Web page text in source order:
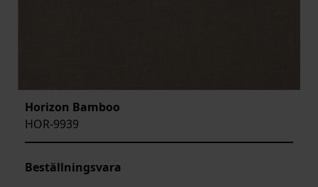
Horizon Bamboo
HOR-9939
Beställningsvara